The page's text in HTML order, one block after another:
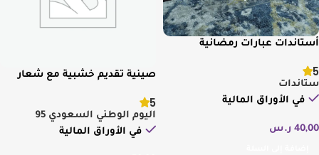
أستاندات عبارات رمضانية
5
ستاندات
في الأوراق المالية
40,00 ر.س
صينية تقديم خشبية مع شعار
5
اليوم الوطني السعودي 95
في الأوراق المالية